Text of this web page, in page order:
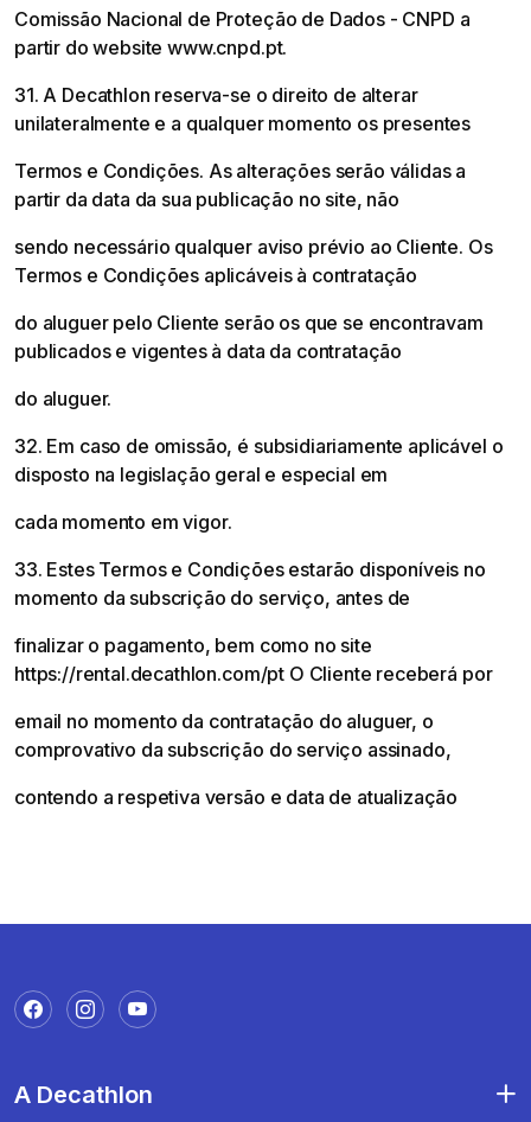
Comissão Nacional de Proteção de Dados - CNPD a
partir do website www.cnpd.pt.
31. A Decathlon reserva-se o direito de alterar
unilateralmente e a qualquer momento os presentes
Termos e Condições. As alterações serão válidas a
partir da data da sua publicação no site, não
sendo necessário qualquer aviso prévio ao Cliente. Os
Termos e Condições aplicáveis à contratação
do aluguer pelo Cliente serão os que se encontravam
publicados e vigentes à data da contratação
do aluguer.
32. Em caso de omissão, é subsidiariamente aplicável o
disposto na legislação geral e especial em
cada momento em vigor.
33. Estes Termos e Condições estarão disponíveis no
momento da subscrição do serviço, antes de
finalizar o pagamento, bem como no site
https://rental.decathlon.com/pt O Cliente receberá por
email no momento da contratação do aluguer, o
comprovativo da subscrição do serviço assinado,
contendo a respetiva versão e data de atualização
A Decathlon